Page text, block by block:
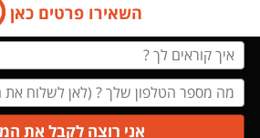
השאירו פרטים כאן
אני רוצה לקבל את